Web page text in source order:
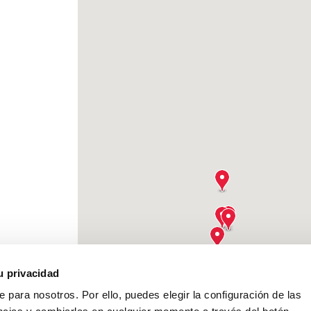
privacidad
para nosotros. Por ello, puedes elegir la configuración de las